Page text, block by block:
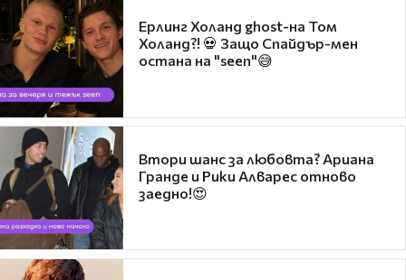
Ерлинг Холанд ghost-на Том
Холанд?! 💀 Защо Спайдър-мен
остана на "seen"😅
Втори шанс за любовта? Ариана
Гранде и Рики Алварес отново
заедно!😍